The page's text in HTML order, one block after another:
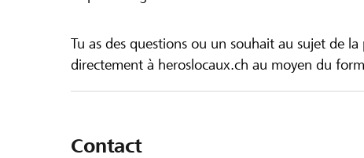
Tu as des questions ou un souhait au sujet de
directement à heroslocaux.ch au moyen du
Contact